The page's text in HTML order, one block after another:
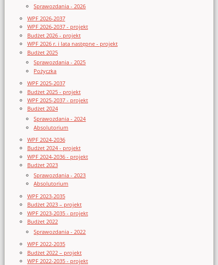
Sprawozdania - 2026
WPF 2026-2037
WPF 2026-2037 - projekt
Budżet 2026 - projekt
WPF 2026 r. i lata następne - projekt
Budżet 2025
Sprawozdania - 2025
Pożyczka
WPF 2025-2037
Budżet 2025 - projekt
WPF 2025-2037 - projekt
Budżet 2024
Sprawozdania - 2024
Absolutorium
WPF 2024-2036
Budżet 2024 - projekt
WPF 2024-2036 - projekt
Budżet 2023
Sprawozdania - 2023
Absolutorium
WPF 2023-2035
Budżet 2023 – projekt
WPF 2023-2035 - projekt
Budżet 2022
Sprawozdania - 2022
WPF 2022-2035
Budżet 2022 – projekt
WPF 2022-2035 - projekt